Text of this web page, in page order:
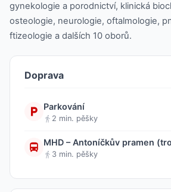
gynekologie a porodnictví, klinická
osteologie, neurologie, oftalmologie,
ftizeologie a dalších 10 oborů.
Doprava
Parkování
2 min. pěšky
MHD – Antoníčkův pramen
3 min. pěšky